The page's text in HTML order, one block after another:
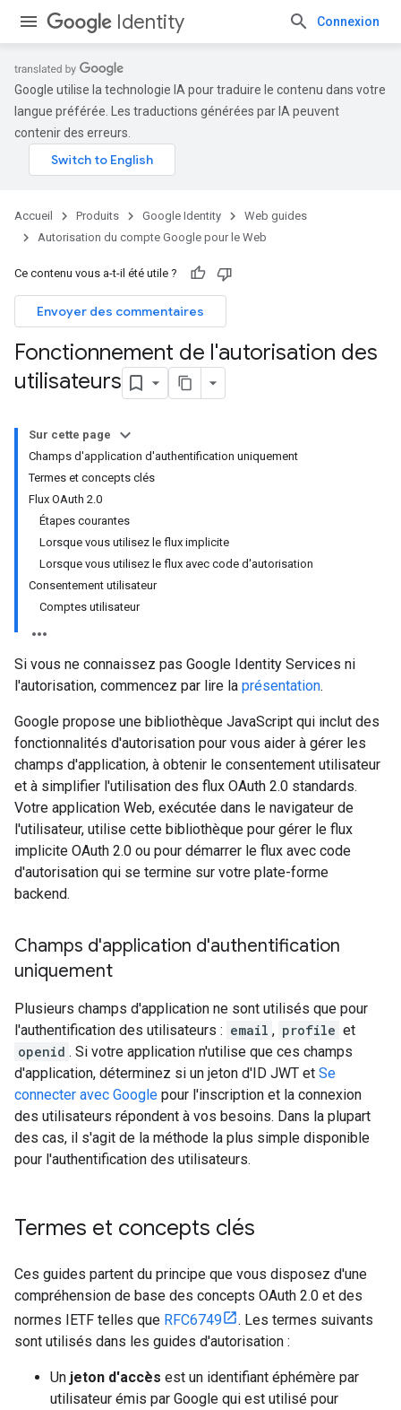
Identity Connexion
Google utilise la technologie IA pour traduire le contenu dans votre
langue préférée. Les traductions générées par IA peuvent
contenir des erreurs.
Accueil Produits Google Identity
Web guides
Autorisation du compte Google pour le Web
Ce contenu vous a-t-il été utile ?
Envoyer des commentaires
Fonctionnement de l'autorisation des
utilisateurs
Sur cette page
Champs d'application d'authentification uniquement
Termes et concepts clés
Flux OAuth 2.0
Étapes courantes
Lorsque vous utilisez le flux implicite
Lorsque vous utilisez le flux avec code d'autorisation
Consentement utilisateur
Comptes utilisateur
Si vous ne connaissez pas Google Identity Services ni
l'autorisation, commencez par lire la présentation.
Google propose une bibliothèque JavaScript qui inclut des
fonctionnalités d'autorisation pour vous aider à gérer les
champs d'application, à obtenir le consentement utilisateur
et à simplifier l'utilisation des flux OAuth 2.0 standards.
Votre application Web, exécutée dans le navigateur de
l'utilisateur, utilise cette bibliothèque pour gérer le flux
implicite OAuth 2.0 ou pour démarrer le flux avec code
d'autorisation qui se termine sur votre plate-forme
backend.
Champs d'application d'authentification
uniquement
Plusieurs champs d'application ne sont utilisés que pour
l'authentification des utilisateurs : email , profile et
openid . Si votre application n'utilise que ces champs
d'application, déterminez si un jeton d'ID JWT et Se
connecter avec Google pour l'inscription et la connexion
des utilisateurs répondent à vos besoins. Dans la plupart
des cas, il s'agit de la méthode la plus simple disponible
pour l'authentification des utilisateurs.
Termes et concepts clés
Ces guides partent du principe que vous disposez d'une
compréhension de base des concepts OAuth 2.0 et des
normes IETF telles que RFC6749
. Les termes suivants
sont utilisés dans les guides d'autorisation :
Un jeton d'accès est un identifiant éphémère par
utilisateur émis par Google qui est utilisé pour